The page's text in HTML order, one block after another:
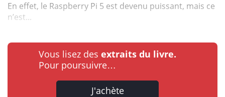
En effet, le Raspberry Pi 5 est devenu puissant, mais ce
n’est...
Vous lisez des extraits du livre.
Pour poursuivre…
J'achète